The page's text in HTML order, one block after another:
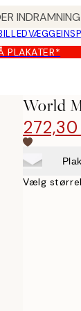
PLAKATER*
World
Vælg